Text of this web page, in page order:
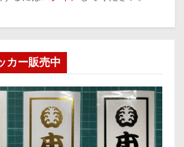
カー販売中